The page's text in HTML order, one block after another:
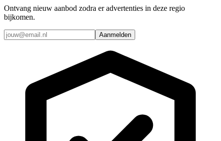
Ontvang nieuw aanbod zodra er advertenties in deze regio
bijkomen.
Aanmelden